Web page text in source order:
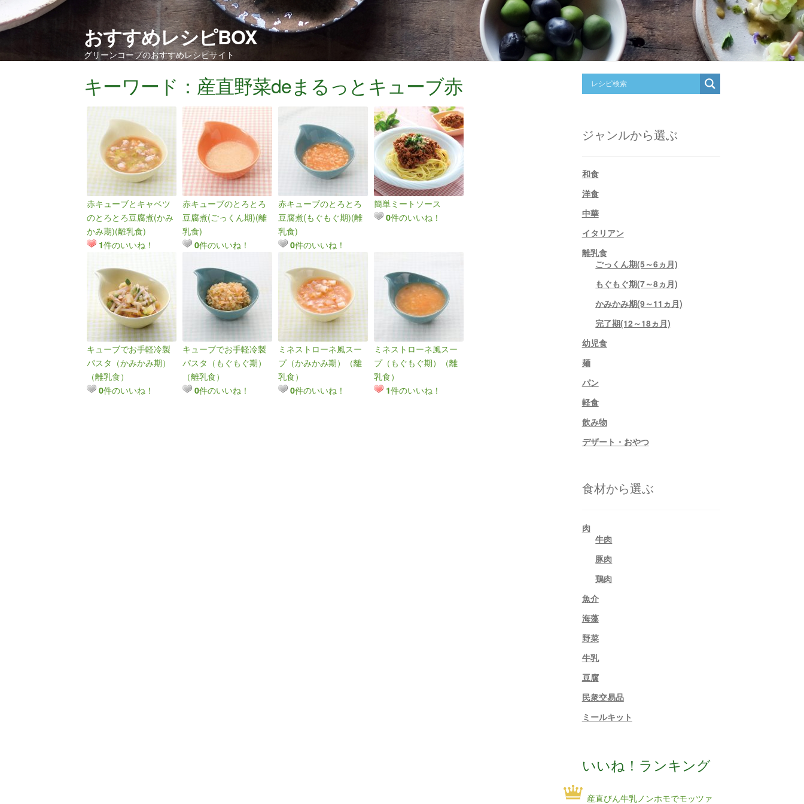
おすすめレシピBOX
グリーンコープのおすすめレシピサイト
キーワード：産直野菜deまるっとキューブ赤
赤キューブとキャベツ
のとろとろ豆腐煮(かみ
かみ期)(離乳食)
1件のいいね！
赤キューブのとろとろ
豆腐煮(ごっくん期)(離
乳食)
0件のいいね！
赤キューブのとろとろ
豆腐煮(もぐもぐ期)(離
乳食)
0件のいいね！
簡単ミートソース
0件のいいね！
キューブでお手軽冷製
パスタ（かみかみ期）
（離乳食）
0件のいいね！
キューブでお手軽冷製
パスタ（もぐもぐ期）
（離乳食）
0件のいいね！
ミネストローネ風スー
プ（かみかみ期）（離
乳食）
0件のいいね！
ミネストローネ風スー
プ（もぐもぐ期）（離
乳食）
1件のいいね！
ジャンルから選ぶ
和食
洋食
中華
イタリアン
離乳食
ごっくん期(5～6ヵ月)
もぐもぐ期(7～8ヵ月)
かみかみ期(9～11ヵ月)
完了期(12～18ヵ月)
幼児食
麺
パン
軽食
飲み物
デザート・おやつ
食材から選ぶ
肉
牛肉
豚肉
鶏肉
魚介
海藻
野菜
牛乳
豆腐
民衆交易品
ミールキット
いいね！ランキング
産直びん牛乳ノンホモでモッツァ